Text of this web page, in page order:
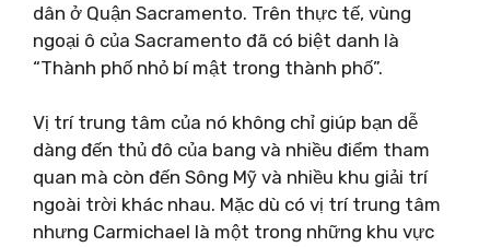
dân ở Quận Sacramento. Trên thực tế, vùng
ngoại ô của Sacramento đã có biệt danh là
“Thành phố nhỏ bí mật trong thành phố”.
Vị trí trung tâm của nó không chỉ giúp bạn dễ
dàng đến thủ đô của bang và nhiều điểm tham
quan mà còn đến Sông Mỹ và nhiều khu giải trí
ngoài trời khác nhau. Mặc dù có vị trí trung tâm
nhưng Carmichael là một trong những khu vực